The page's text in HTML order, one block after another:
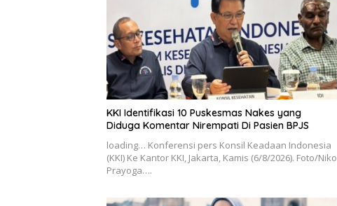
KKI Identifikasi 10 Puskesmas Nakes yang
Diduga Komentar Nirempati Di Pasien BPJS
loading… Konferensi pers Konsil Keadaan Indonesia
(KKI) Ke Kantor KKI, Jakarta, Kamis (6/8/2026). Foto/Niko
Prayoga….